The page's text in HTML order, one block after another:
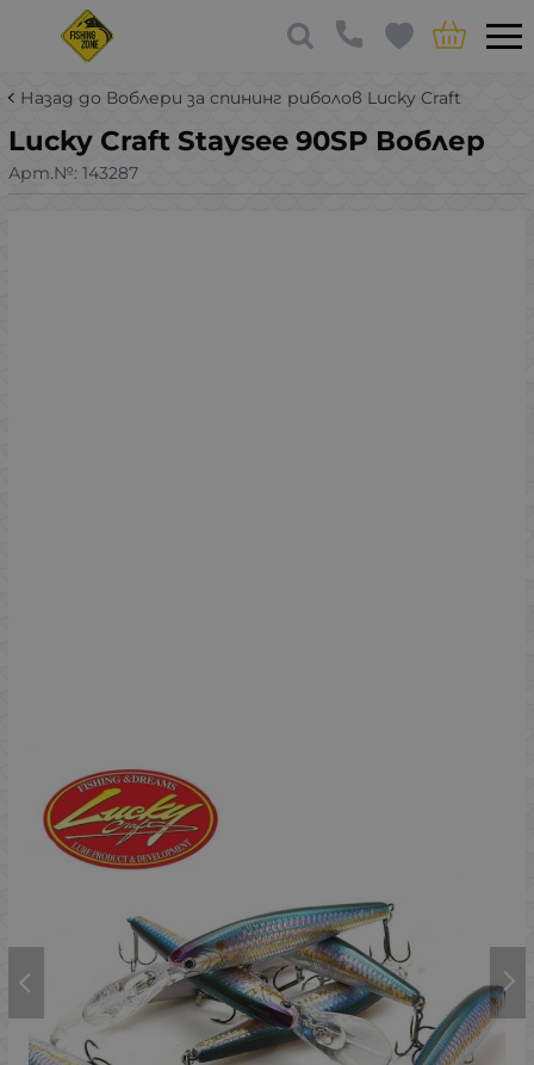
Назад до Воблери за спининг риболов Lucky Craft
Lucky Craft Staysee 90SP Воблер
Арт.№: 143287